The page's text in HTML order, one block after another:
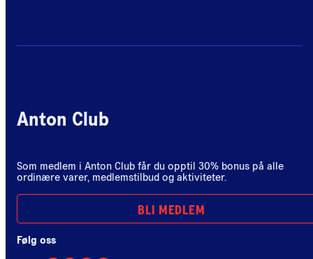
Anton Club
Som medlem i Anton Club får du opptil 30% bonus på alle
ordinære varer, medlemstilbud og aktiviteter.
BLI MEDLEM
Følg oss